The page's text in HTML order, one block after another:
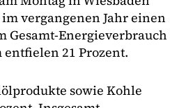
vergangenen Jahr einen
Gesamt-Energieverbrauch
21 Prozent.
sowie Kohle